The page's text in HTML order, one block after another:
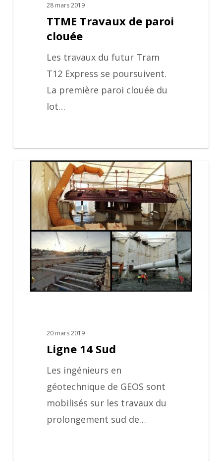
28 mars 2019
TTME Travaux de paroi
clouée
Les travaux du futur Tram
T12 Express se poursuivent.
La première paroi clouée du
lot…
Ligne
20 mars 2019
Ligne 14 Sud
Les ingénieurs en
géotechnique de GEOS sont
mobilisés sur les travaux du
prolongement sud de…